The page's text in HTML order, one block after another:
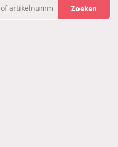
Zoeken